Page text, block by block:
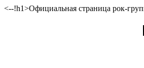
<--!h1>Официальная страница рок-